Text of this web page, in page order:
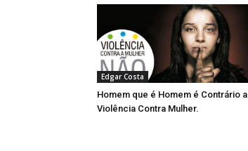
Edgar Costa
Homem que é Homem é Contrário a
Violência Contra Mulher.